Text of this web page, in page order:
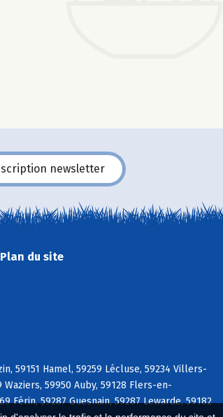
newsletter
Plan du site
59151 Hamel, 59259 Lécluse, 59234 Villers-
59950 Auby, 59128 Flers-en-
Férin, 59287 Guesnain, 59287 Lewarde, 59182